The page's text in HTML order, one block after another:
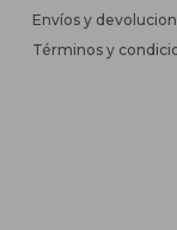
Envíos y
Términos y